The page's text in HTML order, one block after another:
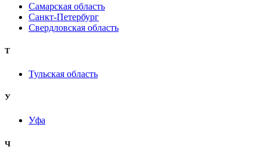
Самарская область
Санкт-Петербург
Свердловская область
Т
Тульская область
У
Уфа
Ч